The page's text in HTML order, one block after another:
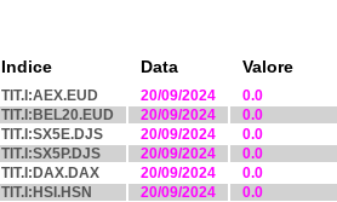
Indice Data Valore
TIT.I:AEX.EUD 20/09/2024 0.0
TIT.I:BEL20.EUD 20/09/2024 0.0
TIT.I:SX5E.DJS 20/09/2024 0.0
TIT.I:SX5P.DJS 20/09/2024 0.0
TIT.I:DAX.DAX 20/09/2024 0.0
TIT.I:HSI.HSN 20/09/2024 0.0